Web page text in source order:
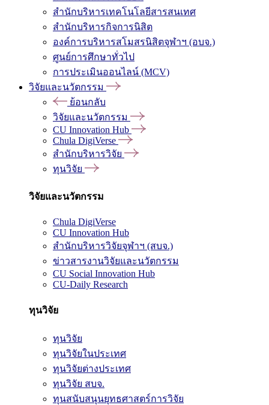
สำนักบริหารเทคโนโลยีสารสนเทศ
สำนักบริหารกิจการนิสิต
องค์การบริหารสโมสรนิสิตจุฬาฯ (อบจ.)
ศูนย์การศึกษาทั่วไป
การประเมินออนไลน์ (MCV)
วิจัยและนวัตกรรม
ย้อนกลับ
วิจัยและนวัตกรรม
CU Innovation Hub
Chula DigiVerse
สำนักบริหารวิจัย
ทุนวิจัย
วิจัยและนวัตกรรม
Chula DigiVerse
CU Innovation Hub
สำนักบริหารวิจัยจุฬาฯ (สบจ.)
ข่าวสารงานวิจัยและนวัตกรรม
CU Social Innovation Hub
CU-Daily Research
ทุนวิจัย
ทุนวิจัย
ทุนวิจัยในประเทศ
ทุนวิจัยต่างประเทศ
ทุนวิจัย สบจ.
ทุนสนับสนุนยุทธศาสตร์การวิจัย